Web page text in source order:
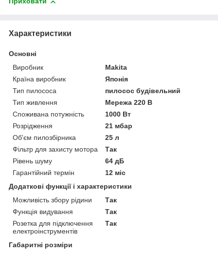
Характеристики
Основні
Виробник
Makita
Країна виробник
Японія
Тип пилососа
пилосос будівельний
Тип живлення
Мережа 220 В
Споживана потужність
1000 Вт
Розрідження
21 мбар
Об'єм пилозбірника
25 л
Фільтр для захисту мотора
Так
Рівень шуму
64 дБ
Гарантійний термін
12 міс
Додаткові функції і характеристики
Можливість збору рідини
Так
Функція видування
Так
Розетка для підключення
електроінструментів
Так
Габаритні розміри